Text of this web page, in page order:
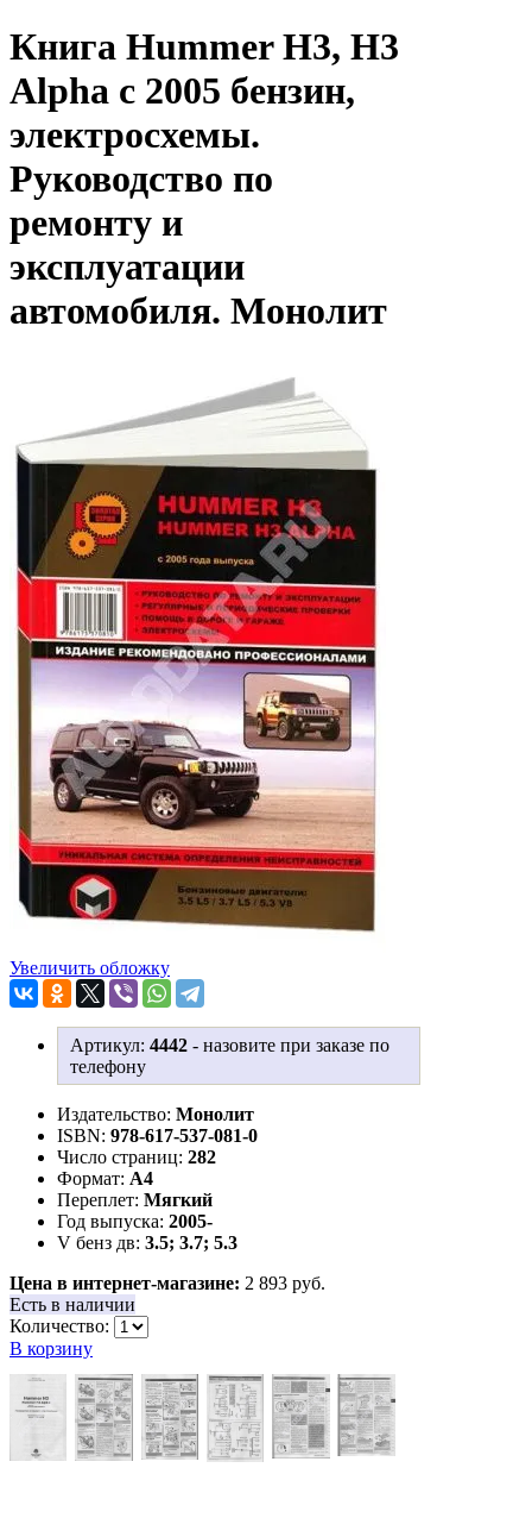
Книга Hummer H3, H3
Alpha с 2005 бензин,
электросхемы.
Руководство по
ремонту и
эксплуатации
автомобиля. Монолит
Увеличить обложку
Артикул: 4442 - назовите при заказе по
телефону
Издательство: Монолит
ISBN: 978-617-537-081-0
Число страниц: 282
Формат: А4
Переплет: Мягкий
Год выпуска: 2005-
V бенз дв: 3.5; 3.7; 5.3
Цена в интернет-магазине: 2 893 руб.
Есть в наличии
Количество:
В корзину